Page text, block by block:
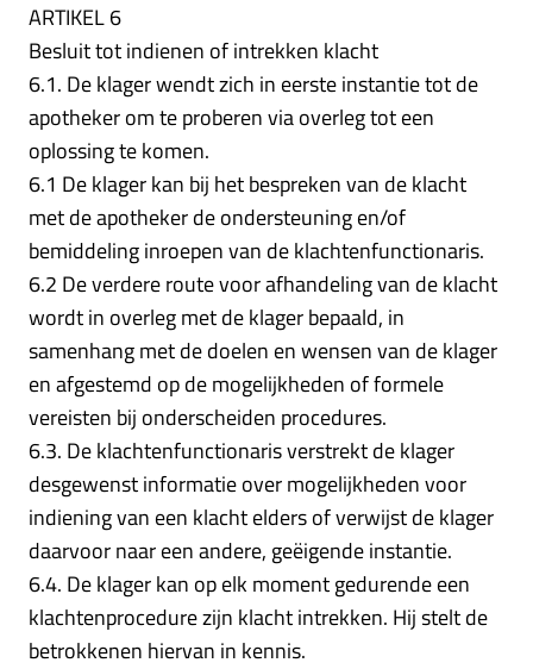
ARTIKEL 6
Besluit tot indienen of intrekken klacht
6.1. De klager wendt zich in eerste instantie tot de
apotheker om te proberen via overleg tot een
oplossing te komen.
6.1 De klager kan bij het bespreken van de klacht
met de apotheker de ondersteuning en/of
bemiddeling inroepen van de klachtenfunctionaris.
6.2 De verdere route voor afhandeling van de klacht
wordt in overleg met de klager bepaald, in
samenhang met de doelen en wensen van de klager
en afgestemd op de mogelijkheden of formele
vereisten bij onderscheiden procedures.
6.3. De klachtenfunctionaris verstrekt de klager
desgewenst informatie over mogelijkheden voor
indiening van een klacht elders of verwijst de klager
daarvoor naar een andere, geëigende instantie.
6.4. De klager kan op elk moment gedurende een
klachtenprocedure zijn klacht intrekken. Hij stelt de
betrokkenen hiervan in kennis.